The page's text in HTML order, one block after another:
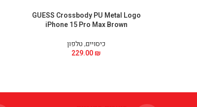
GUESS Crossbody PU Metal Logo
iPhone 15 Pro Max Brown
כיסויים,טלפון
229.00₪